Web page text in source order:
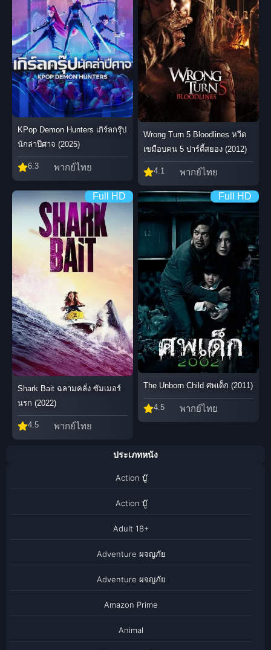
KPop Demon Hunters เกิร์ลกรุ๊ป
นักล่าปีศาจ (2025)
6.3 พากย์ไทย
Wrong Turn 5 Bloodlines หวีด
เขมือบคน 5 ปาร์ตี้สยอง (2012)
4.1 พากย์ไทย
Full HD
Shark Bait ฉลามคลั่ง ซัมเมอร์
นรก (2022)
4.5 พากย์ไทย
Full HD
The Unborn Child ศพเด็ก (2011)
4.5 พากย์ไทย
ประเภทหนัง
Action บู๊
Action บู๊
Adult 18+
Adventure ผจญภัย
Adventure ผจญภัย
Amazon Prime
Animal